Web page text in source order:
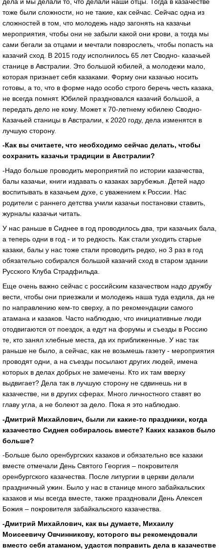
тоже были сложности, но не такие, как сейчас. Сейчас одна из
сложностей в том, что молодежь надо загонять на казачьи
мероприятия, чтобы они не забыли какой они крови, а тогда мы
сами бегали за отцами и мечтали повзрослеть, чтобы попасть на
казачий сход. В 2015 году исполнилось 65 лет Сводно- казачьей
станице в Австралии. Это большой юбилей, а молодежи мало,
которая признает себя казаками. Форму они казачью носить
готовы, а то, что в форме надо особо строго беречь честь казака,
не всегда помнят. Юбилей праздновался казачий большой, а
передать дело не кому. Может к 70-летнему юбилею Сводно-
Казачьей станицы в Австралии, к 2020 году, дела изменятся в
лучшую сторону.
-Как вы считаете, что необходимо сейчас делать, чтобы
сохранить казачьи традиции в Австралии?
-Надо больше проводить мероприятий по истории казачества,
балы казачьи, книги издавать о казаках зарубежья. Детей надо
воспитывать в казачьем духе, с уважением к России. Нас
родители с раннего детства учили казачьи постановки ставить,
журналы казачьи читать.
У нас раньше в Сиднее в год проводилось два, три казачьих бала,
а теперь одни в год - и то редкость. Как стали уходить старые
казаки, балы у нас тоже стали проводить редко, но 3 раз в год
обязательно собирался большой казачий сход в старом здании
Русского Клуба Страдфильда.
Еще очень важно сейчас с российским казачеством надо дружбу
вести, чтобы они приезжали и молодежь наша туда ездила, да не
по направлению кем-то сверху, а по рекомендации самого
атамана и казаков. Часто наблюдаю, что инициативные люди
отодвигаются от поездок, а едут на форумы и съезды в Россию
те, кто занял хлебные места, да их приближенные. У нас так
раньше не было, а сейчас, как не возьмешь газету - мероприятия
проводят одни, а на съезды посылают других людей, имена
которых в делах добрых не замечены. Кто их там вверху
выдвигает? Дела так в лучшую сторону не сдвинешь ни в
казачестве, ни в других сферах. Много личностного ставят во
главу угла, а не болеют за дело. Пока я это наблюдаю.
-Дмитрий Михайлович, были ли какие-то праздники, когда
казачество Сиднея собиралось вместе? Каких казаков было
больше?
-Больше было оренбургских казаков и обязательно все казаки
вместе отмечали День Святого Георгия – покровителя
оренбургского казачества. После литургии в церкви делали
праздничный ужин. Было у нас в станице много забайкальских
казаков и мы всегда вместе, также праздновали День Алексея
Божия – покровителя забайкальского казачества.
-Дмитрий Михайлович, как вы думаете, Михаилу
Моисеевичу Овчинникову, которого вы рекомендовали
вместо себя атаманом, удастся поправить дела в казачестве